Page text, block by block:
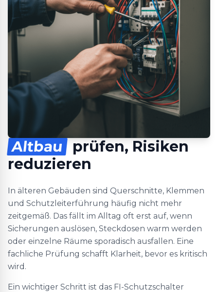
Altbau
prüfen, Risiken
reduzieren
In älteren Gebäuden sind Querschnitte, Klemmen
und Schutzleiterführung häufig nicht mehr
zeitgemäß. Das fällt im Alltag oft erst auf, wenn
Sicherungen auslösen, Steckdosen warm werden
oder einzelne Räume sporadisch ausfallen. Eine
fachliche Prüfung schafft Klarheit, bevor es kritisch
wird.
Ein wichtiger Schritt ist das FI-Schutzschalter